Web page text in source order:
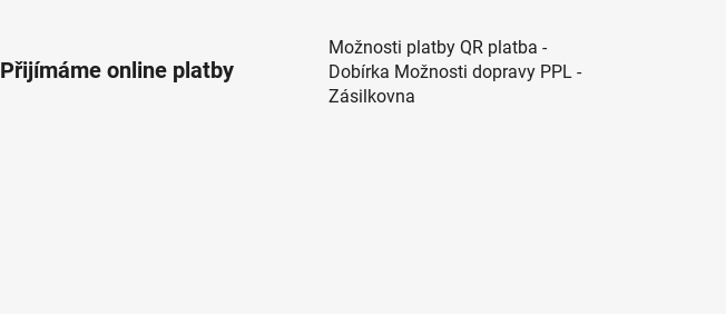
Přijímáme online platby
Možnosti platby QR platba -
Dobírka Možnosti dopravy PPL -
Zásilkovna